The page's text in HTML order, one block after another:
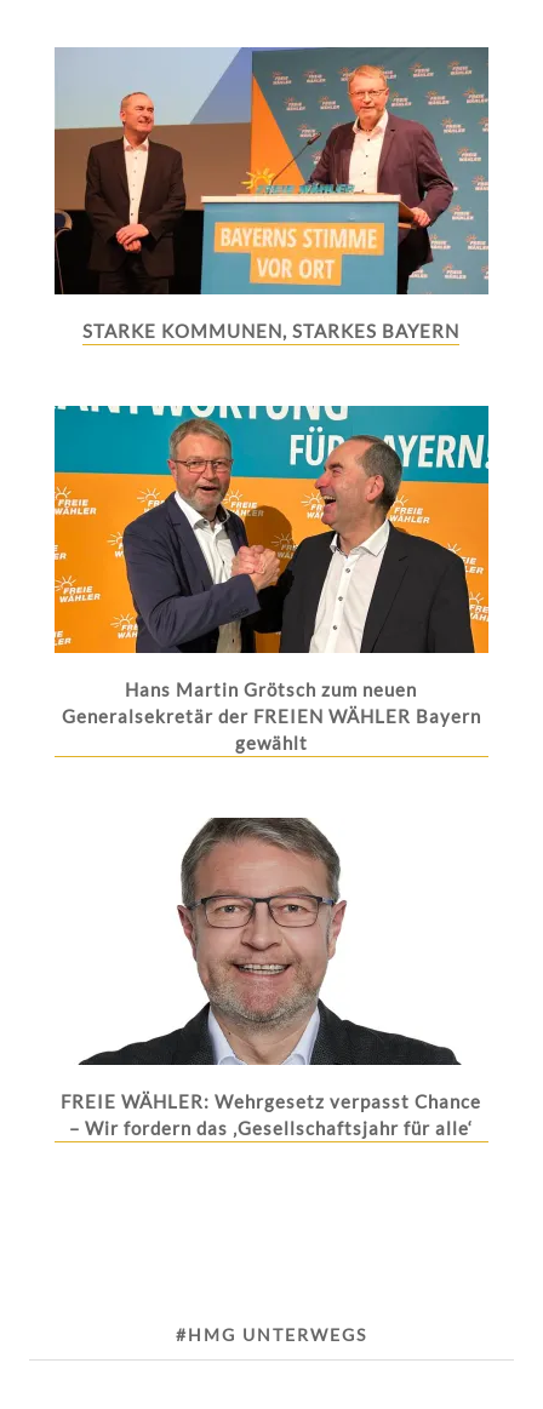
STARKE KOMMUNEN, STARKES BAYERN
Hans Martin Grötsch zum neuen
Generalsekretär der FREIEN WÄHLER Bayern
gewählt
FREIE WÄHLER: Wehrgesetz verpasst Chance
– Wir fordern das ‚Gesellschaftsjahr für alle‘
#HMG UNTERWEGS